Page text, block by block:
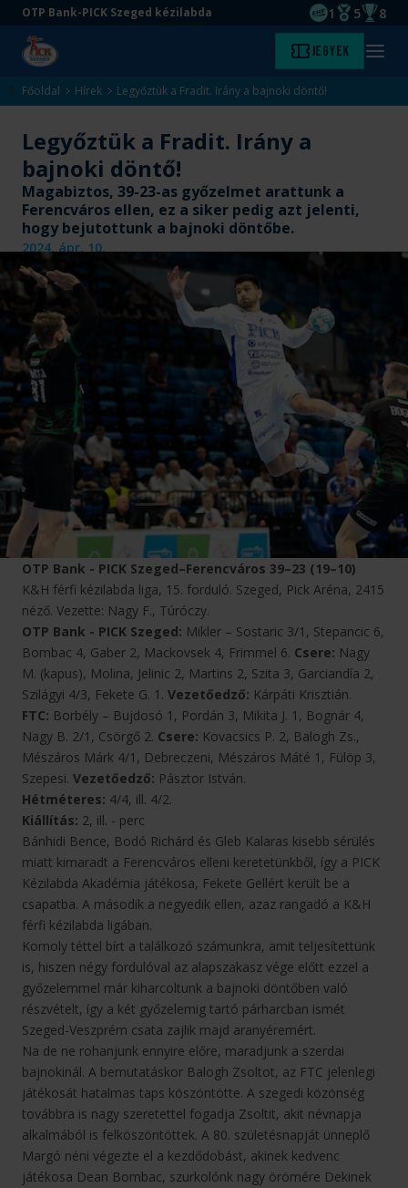
Ugrás
tartalomra
Ugrás
aljára
OTP Bank-PICK Szeged kézilabda
EHF
1
Magyar
5 8
Kezdőlap Jegyek Menü
Főoldal Hírek Legyőztük a Fradit. Irány a bajnoki döntő!
Legyőztük a Fradit. Irány a
bajnoki döntő!
Magabiztos, 39-23-as győzelmet arattunk a
Ferencváros ellen, ez a siker pedig azt jelenti,
hogy bejutottunk a bajnoki döntőbe.
2024. ápr. 10.
OTP Bank - PICK Szeged–Ferencváros 39–23 (19–10)
K&H férfi kézilabda liga, 15. forduló. Szeged, Pick Aréna, 2415
néző. Vezette: Nagy F., Túróczy.
OTP Bank - PICK Szeged: Mikler – Sostaric 3/1, Stepancic 6,
Bombac 4, Gaber 2, Mackovsek 4, Frimmel 6. Csere: Nagy
M. (kapus), Molina, Jelinic 2, Martins 2, Szita 3, Garciandía 2,
Szilágyi 4/3, Fekete G. 1. Vezetőedző: Kárpáti Krisztián.
FTC: Borbély – Bujdosó 1, Pordán 3, Mikita J. 1, Bognár 4,
Nagy B. 2/1, Csörgő 2. Csere: Kovacsics P. 2, Balogh Zs.,
Mészáros Márk 4/1, Debreczeni, Mészáros Máté 1, Fülöp 3,
Szepesi. Vezetőedző: Pásztor István.
Hétméteres: 4/4, ill. 4/2.
Kiállítás: 2, ill. - perc
Bánhidi Bence, Bodó Richárd és Gleb Kalaras kisebb sérülés
miatt kimaradt a Ferencváros elleni keretetünkből, így a PICK
Kézilabda Akadémia játékosa, Fekete Gellért került be a
csapatba. A második a negyedik ellen, azaz rangadó a K&H
férfi kézilabda ligában.
Komoly téttel bírt a találkozó számunkra, amit teljesítettünk
is, hiszen négy fordulóval az alapszakasz vége előtt ezzel a
győzelemmel már kiharcoltunk a bajnoki döntőben való
részvételt, így a két győzelemig tartó párharcban ismét
Szeged-Veszprém csata zajlik majd aranyéremért.
Na de ne rohanjunk ennyire előre, maradjunk a szerdai
bajnokinál. A bemutatáskor Balogh Zsoltot, az FTC jelenlegi
játékosát hatalmas taps köszöntötte. A szegedi közönség
továbbra is nagy szeretettel fogadja Zsoltit, akit névnapja
alkalmából is felköszöntöttek. A 80. születésnapját ünneplő
Margó néni végezte el a kezdődobást, akinek kedvenc
játékosa Dean Bombac, szurkolónk nagy örömére Dekinek